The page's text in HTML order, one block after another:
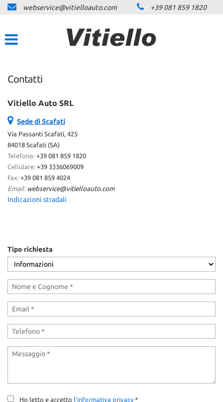
LISTA VEICOLI
TERMINE
ASSISTENZA
CARROZZERIA LEASYS
DICONO DI NOI
NEWS
AREA COMMERCIANTI
webservice@vitielloauto.com +39 081 859 1820
Contatti
Vitiello Auto SRL
Sede di Scafati
Via Passanti Scafati, 425
84018 Scafati (SA)
Telefono: +39 081 859 1820
Cellulare: +39 3336069009
Fax: +39 081 859 4024
Email: webservice@vitielloauto.com
Indicazioni stradali
Tipo richiesta
Ho letto e accetto l'informativa privacy *
preferenze
di
Il
ti
consente
di
esprimere
le
tue
preferenze
di
consenso
alle
adottiamo
per
offrire
funzionalità
e
svolgere
le
attività
di
seguito
descritte.
maggiori
informazioni